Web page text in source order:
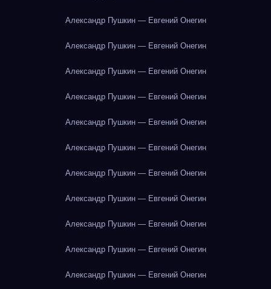
Александр Пушкин — Евгений Онегин
Александр Пушкин — Евгений Онегин
Александр Пушкин — Евгений Онегин
Александр Пушкин — Евгений Онегин
Александр Пушкин — Евгений Онегин
Александр Пушкин — Евгений Онегин
Александр Пушкин — Евгений Онегин
Александр Пушкин — Евгений Онегин
Александр Пушкин — Евгений Онегин
Александр Пушкин — Евгений Онегин
Александр Пушкин — Евгений Онегин